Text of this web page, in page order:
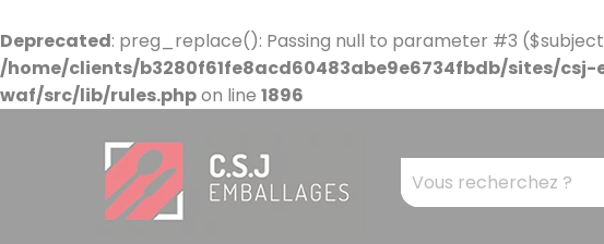
Deprecated: preg_replace(): Passing null to parameter #3
/home/clients/b3280f61fe8acd60483abe9e6734fbdb/sites/
waf/src/lib/rules.phpon line 1896
Mots
clés